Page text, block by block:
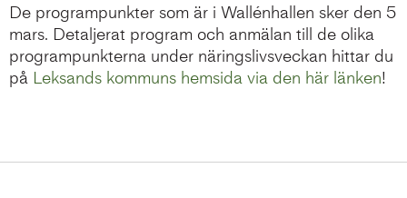
De programpunkter som är i Wallénhallen sker den 5
mars. Detaljerat program och anmälan till de olika
programpunkterna under näringslivsveckan hittar du
på Leksands kommuns hemsida via den här länken!